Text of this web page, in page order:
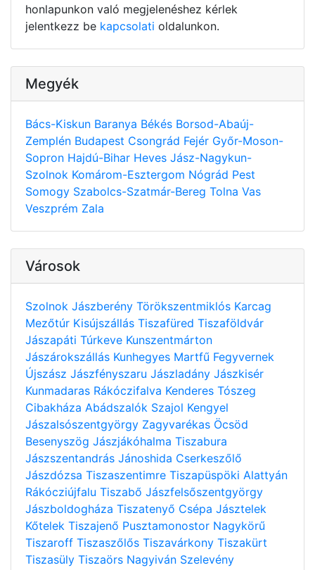
honlapunkon való megjelenéshez kérlek
jelentkezz be kapcsolati oldalunkon.
Megyék
Bács-Kiskun Baranya Békés Borsod-Abaúj-
Zemplén Budapest Csongrád Fejér Győr-Moson-
Sopron Hajdú-Bihar Heves Jász-Nagykun-
Szolnok Komárom-Esztergom Nógrád Pest
Somogy Szabolcs-Szatmár-Bereg Tolna Vas
Veszprém Zala
Városok
Szolnok Jászberény Törökszentmiklós Karcag
Mezőtúr Kisújszállás Tiszafüred Tiszaföldvár
Jászapáti Túrkeve Kunszentmárton
Jászárokszállás Kunhegyes Martfű Fegyvernek
Újszász Jászfényszaru Jászladány Jászkisér
Kunmadaras Rákóczifalva Kenderes Tószeg
Cibakháza Abádszalók Szajol Kengyel
Jászalsószentgyörgy Zagyvarékas Öcsöd
Besenyszög Jászjákóhalma Tiszabura
Jászszentandrás Jánoshida Cserkeszőlő
Jászdózsa Tiszaszentimre Tiszapüspöki Alattyán
Rákócziújfalu Tiszabő Jászfelsőszentgyörgy
Jászboldogháza Tiszatenyő Csépa Jásztelek
Kőtelek Tiszajenő Pusztamonostor Nagykörű
Tiszaroff Tiszaszőlős Tiszavárkony Tiszakürt
Tiszasüly Tiszaörs Nagyiván Szelevény